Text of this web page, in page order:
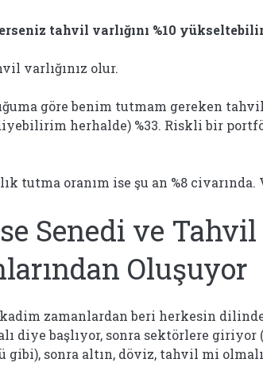
tahvil varlığını %10
varlığınız olur.
göre benim tutmam gereken
herhalde) %33. Riskli bir
tutma oranım ise şu an %8 civarında.
Senedi ve Tahvil
Oluşuyor
zamanlardan beri herkesin
diye başlıyor, sonra sektörlere giriyor
gibi), sonra altın, döviz, tahvil mi